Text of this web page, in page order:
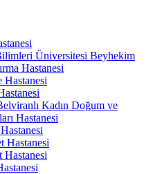
Üniversitesi Beyhekim
Hastanesi
Kadın Doğum ve
Hastanesi
Hastanesi
Hastanesi